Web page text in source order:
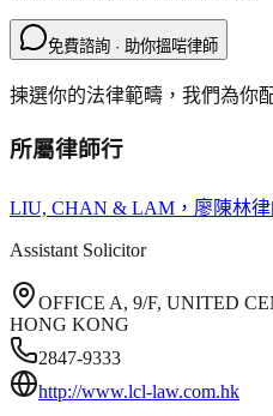
免費諮詢 · 助你搵啱律師
揀選你的法律範疇，我們為你
所屬律師行
LIU, CHAN & LAM ，廖陳林
Assistant Solicitor
OFFICE A, 9/F, UNITED
HONG KONG
2847-9333
http://www.lcl-law.com.hk